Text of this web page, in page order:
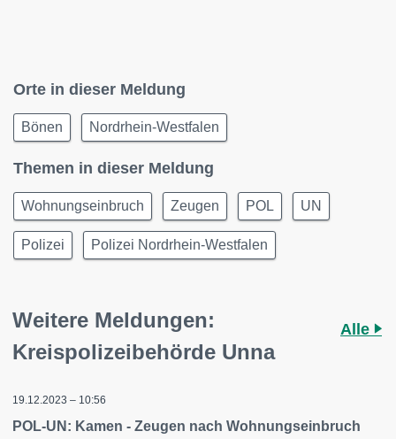
Orte in dieser Meldung
Bönen Nordrhein-Westfalen
Themen in dieser Meldung
Wohnungseinbruch Zeugen POL UN
Polizei Polizei Nordrhein-Westfalen
Weitere Meldungen:
Kreispolizeibehörde Unna
Alle
19.12.2023 – 10:56
POL-UN: Kamen - Zeugen nach Wohnungseinbruch